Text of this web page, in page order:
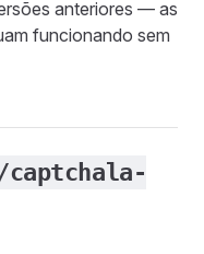
anteriores — as
funcionando sem
captchala-